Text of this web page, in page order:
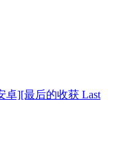
卓][最后的收获 Last